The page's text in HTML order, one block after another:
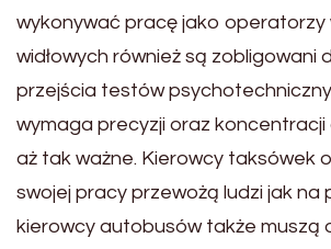
wykonywać pracę jako operatorzy
widłowych również są zobligowani
przejścia testów
wymaga precyzji oraz
aż tak ważne. Kierowcy taksówek
swojej pracy przewożą ludzi jak na
kierowcy autobusów także muszą